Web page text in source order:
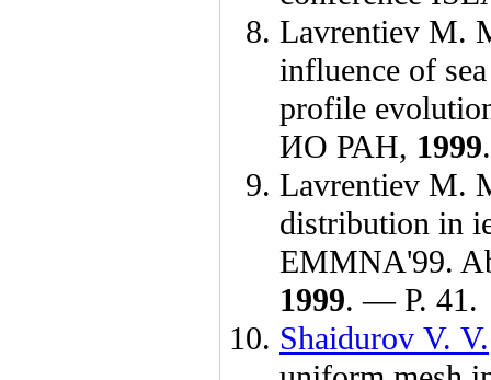
Lavrentiev M.
influence of
profile
ИО РАН, 1999
Lavrentiev M.
distribution in
EMMNA'99.
1999. — Р. 41.
Shaidurov V. V.